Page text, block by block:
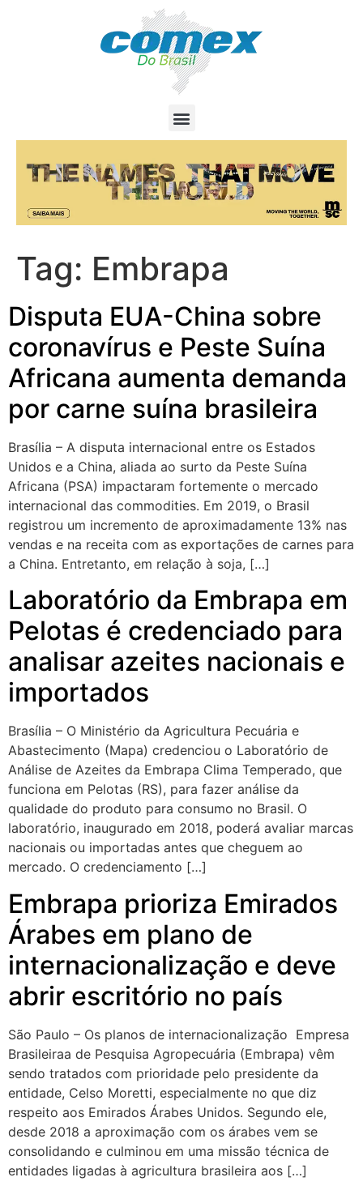
Tag: Embrapa
Disputa EUA-China sobre
coronavírus e Peste Suína
Africana aumenta demanda
por carne suína brasileira
Brasília – A disputa internacional entre os Estados
Unidos e a China, aliada ao surto da Peste Suína
Africana (PSA) impactaram fortemente o mercado
internacional das commodities. Em 2019, o Brasil
registrou um incremento de aproximadamente 13% nas
vendas e na receita com as exportações de carnes para
a China. Entretanto, em relação à soja, […]
Laboratório da Embrapa em
Pelotas é credenciado para
analisar azeites nacionais e
importados
Brasília – O Ministério da Agricultura Pecuária e
Abastecimento (Mapa) credenciou o Laboratório de
Análise de Azeites da Embrapa Clima Temperado, que
funciona em Pelotas (RS), para fazer análise da
qualidade do produto para consumo no Brasil. O
laboratório, inaugurado em 2018, poderá avaliar marcas
nacionais ou importadas antes que cheguem ao
mercado. O credenciamento […]
Embrapa prioriza Emirados
Árabes em plano de
internacionalização e deve
abrir escritório no país
São Paulo – Os planos de internacionalização Empresa
Brasileiraa de Pesquisa Agropecuária (Embrapa) vêm
sendo tratados com prioridade pelo presidente da
entidade, Celso Moretti, especialmente no que diz
respeito aos Emirados Árabes Unidos. Segundo ele,
desde 2018 a aproximação com os árabes vem se
consolidando e culminou em uma missão técnica de
entidades ligadas à agricultura brasileira aos […]